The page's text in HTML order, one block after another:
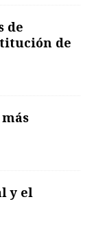
de
de
y el